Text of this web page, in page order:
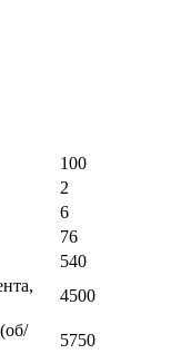
100
2
6
76
540
4500
5750